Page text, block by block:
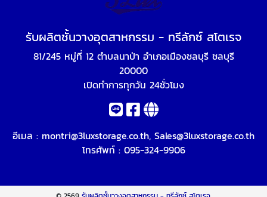
รับผลิตชั้นวางอุตสาหกรรม - ทรีลักซ์ สโตเรจ
81/245 หมู่ที่ 12 ตำบลนาป่า อำเภอเมืองชลบุรี ชลบุรี
20000
เปิดทำการทุกวัน 24ชั่วโมง
อีเมล : montri@3luxstorage.co.th, Sales@3luxstorage.co.th
โทรศัพท์ : 095-324-9906